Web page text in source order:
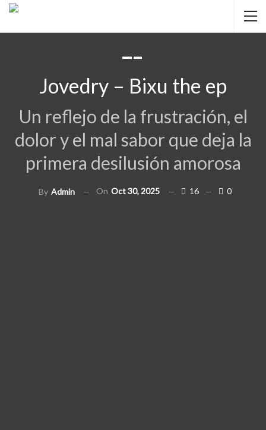
Jovedry – Bixu the ep
Un reflejo de la frustración, el
dolor y el mal sabor que deja la
primera desilusión amorosa
By Admin On Oct 30, 2025 16 0